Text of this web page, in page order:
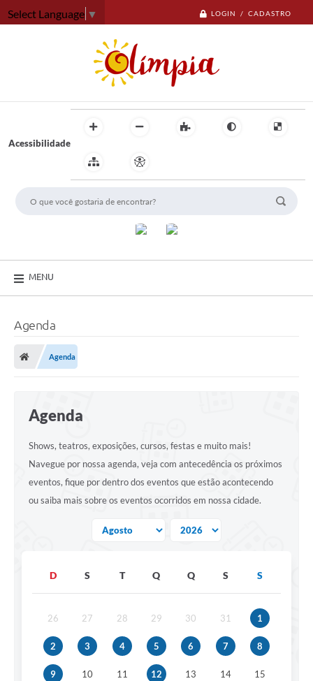
LOGIN / CADASTRO
Select Language ▼
Acessibilidade
MENU
Agenda
Agenda
Agenda
Shows, teatros, exposições, cursos, festas e muito mais!
Navegue por nossa agenda, veja com antecedência os próximos
eventos, fique por dentro dos eventos que estão acontecendo
ou saiba mais sobre os eventos ocorridos em nossa cidade.
D S T Q Q S S
26 27 28 29 30 31 1
2 3 4 5 6 7 8
9 10 11 12 13 14 15